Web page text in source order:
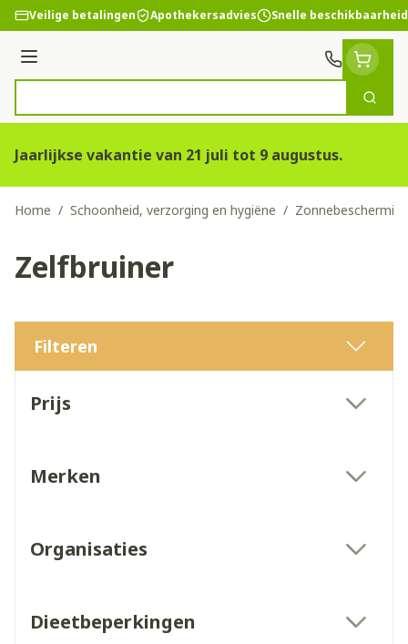
Ga naar de inhoud
Veilige betalingen Apothekersadvies Snelle beschikbaarheid
Menu
Zoek
Jaarlijkse vakantie van 21 juli tot 9 augustus.
Home / Schoonheid, verzorging en hygiëne / Zonnebescherming
Zelfbruiner
Filteren
Prijs
Merken
Organisaties
Dieetbeperkingen